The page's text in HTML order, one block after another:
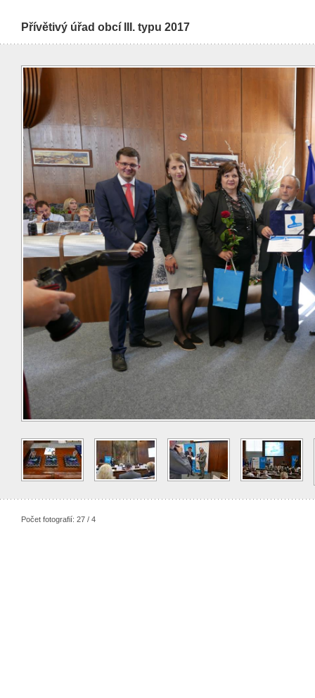
Přívětivý úřad obcí III. typu 2017
Počet fotografií: 27 / 4